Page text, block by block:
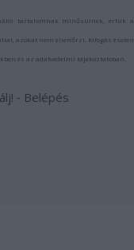
tartalomnak minősülnek, értük a
azokat nem ellenőrzi. Kifogás esetén
és az adatvédelmi tájékoztatóban
! ‐ Belépés